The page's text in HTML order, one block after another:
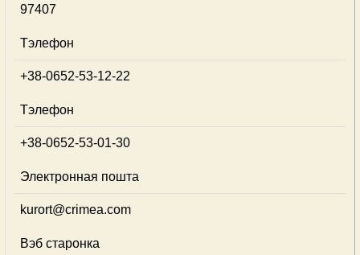
97407
Тэлефон
+38-0652-53-12-22
Тэлефон
+38-0652-53-01-30
Электронная пошта
kurort@crimea.com
Вэб старонка